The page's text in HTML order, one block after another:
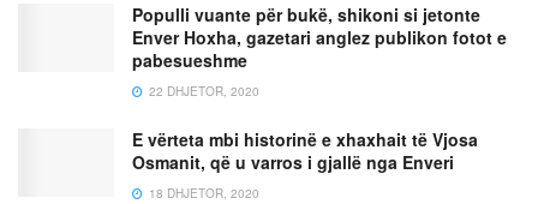
Populli vuante për bukë, shikoni si jetonte
Enver Hoxha, gazetari anglez publikon fotot e
pabesueshme
22 DHJETOR, 2020
E vërteta mbi historinë e xhaxhait të Vjosa
Osmanit, që u varros i gjallë nga Enveri
18 DHJETOR, 2020